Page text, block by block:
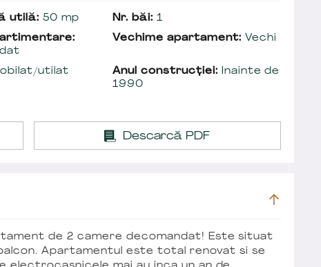
utilă: 50 mp Nr. băi: 1
Vechime apartament: Vechi
utilat Anul construcției: Inainte de
1990
Descarcă PDF
de 2 camere decomandat! Este situat
Apartamentul este total renovat si se